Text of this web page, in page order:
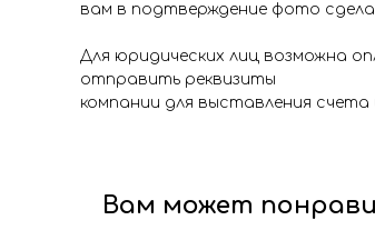
вам в подтверждение фото
Для юридических лиц возможна
отправить реквизиты
компании для выставления
Вам может